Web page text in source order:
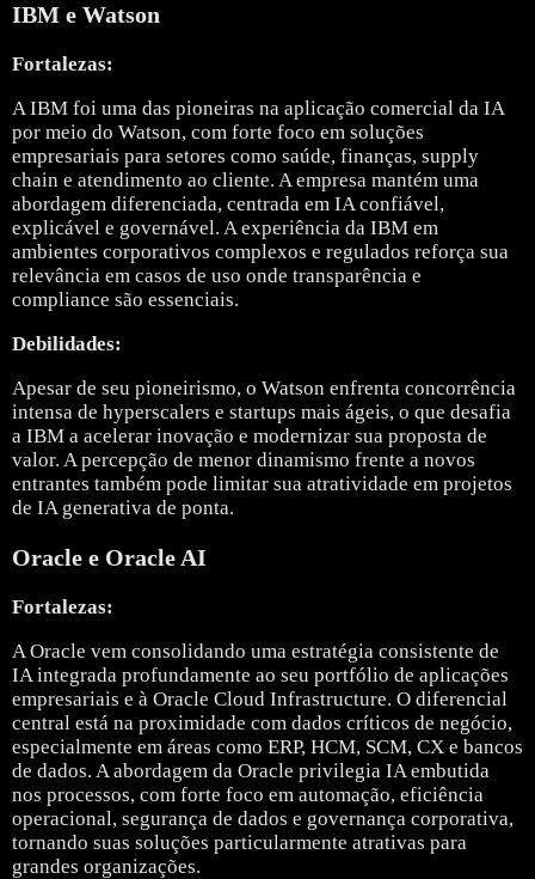
IBM e Watson
Fortalezas:
AIBM foi uma das pioneiras na aplicação comercial da IA
por meio do Watson, com forte foco em soluções
empresariais para setores como saúde, finanças, supply
chain e atendimento ao cliente. A empresa mantém uma
abordagem diferenciada, centrada em IA confiável,
explicável e governável. A experiência da IBM em
ambientes corporativos complexos e regulados reforça sua
relevância em casos de uso onde transparência e
compliance são essenciais.
Debilidades:
Apesar de seu pioneirismo, o Watson enfrenta concorrência
intensa de hyperscalers e startups mais ágeis, o que desafia
a IBM a acelerar inovação e modernizar sua proposta de
valor. A percepção de menor dinamismo frente a novos
entrantes também pode limitar sua atratividade em projetos
de IA generativa de ponta.
Oracle e Oracle AI
Fortalezas:
AOracle vem consolidando uma estratégia consistente de
IA integrada profundamente ao seu portfólio de aplicações
empresariais e à Oracle Cloud Infrastructure. O diferencial
central está na proximidade com dados críticos de negócio,
especialmente em áreas como ERP, HCM, SCM, CX e bancos
de dados. A abordagem da Oracle privilegia IA embutida
nos processos, com forte foco em automação, eficiência
operacional, segurança de dados e governança corporativa,
tornando suas soluções particularmente atrativas para
grandes organizações.